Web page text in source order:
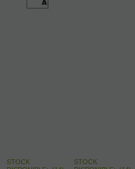
STOCK
STOCK